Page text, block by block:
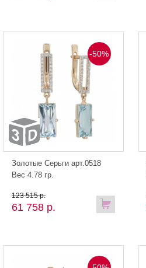
-50%
Золотые Серьги арт.0518
Вес 4.78 гр.
61 758 р.
123 515 р.